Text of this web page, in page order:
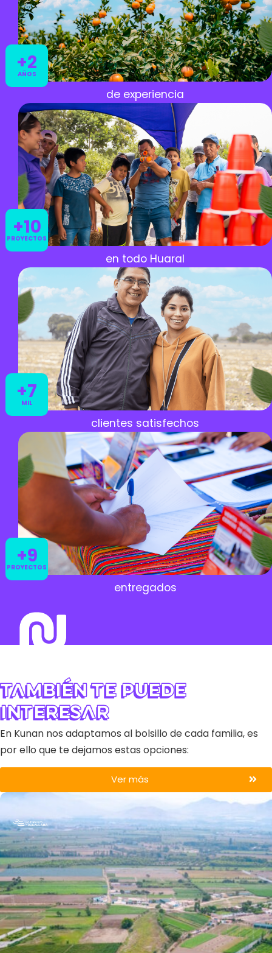
+2
AÑOS
de experiencia
+10
PROYECTOS
en todo Huaral
+7
MIL
clientes satisfechos
+9
PROYECTOS
entregados
También te puede
interesar
En Kunan nos adaptamos al bolsillo de cada familia, es
por ello que te dejamos estas opciones:
Ver más